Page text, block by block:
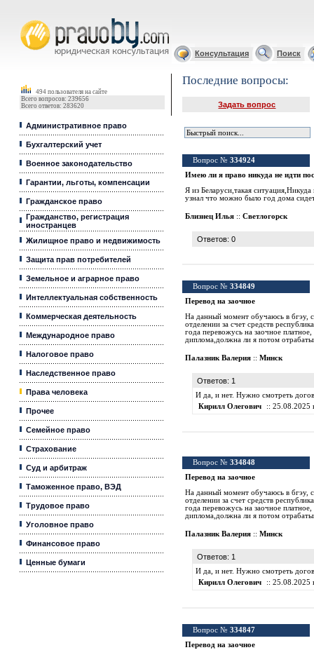
Консультация Поиск
494 пользователя на сайте
Всего вопросов: 239656
Всего ответов: 283620
Административное право
Бухгалтерский учет
Военное законодательство
Гарантии, льготы, компенсации
Гражданское право
Гражданство, регистрация
иностранцев
Жилищное право и недвижимость
Защита прав потребителей
Земельное и аграрное право
Интеллектуальная собственность
Коммерческая деятельность
Международное право
Налоговое право
Наследственное право
Права человека
Прочее
Семейное право
Страхование
Суд и арбитраж
Таможенное право, ВЭД
Трудовое право
Уголовное право
Финансовое право
Ценные бумаги
Последние вопросы:
Задать вопрос
Вопрос № 334924
Имею ли я право никуда не идти
Я из Беларуси,такая
узнал что можно было год дома
Близнец Илья :: Светлогорск
Ответов: 0
Вопрос № 334849
Перевод на заочное
На данный момент обучаюсь в бгэу,
отделении за счет средств
года перевожусь на заочное
диплома,должна ли я потом
Палазник Валерия :: Минск
Ответов: 1
И да, и нет. Нужно смотреть
Кирилл Олегович
:: 25.08.2025
Вопрос № 334848
Перевод на заочное
На данный момент обучаюсь в бгэу,
отделении за счет средств
года перевожусь на заочное
диплома,должна ли я потом
Палазник Валерия :: Минск
Ответов: 1
И да, и нет. Нужно смотреть
Кирилл Олегович
:: 25.08.2025
Вопрос № 334847
Перевод на заочное